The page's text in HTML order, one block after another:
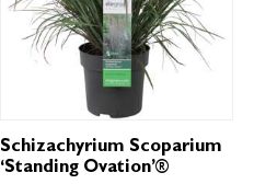
Schizachyrium Scoparium
‘Standing Ovation’®